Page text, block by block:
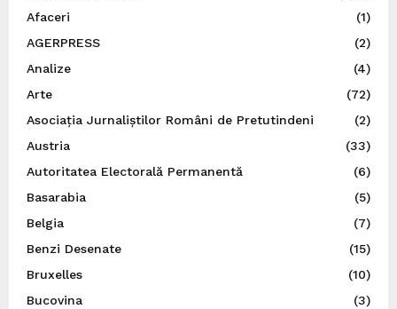
Afaceri
(1)
AGERPRESS
(2)
Analize
(4)
Arte
(72)
Asociația Jurnaliștilor Români de Pretutindeni
(2)
Austria
(33)
Autoritatea Electorală Permanentă
(6)
Basarabia
(5)
Belgia
(7)
Benzi Desenate
(15)
Bruxelles
(10)
Bucovina
(3)